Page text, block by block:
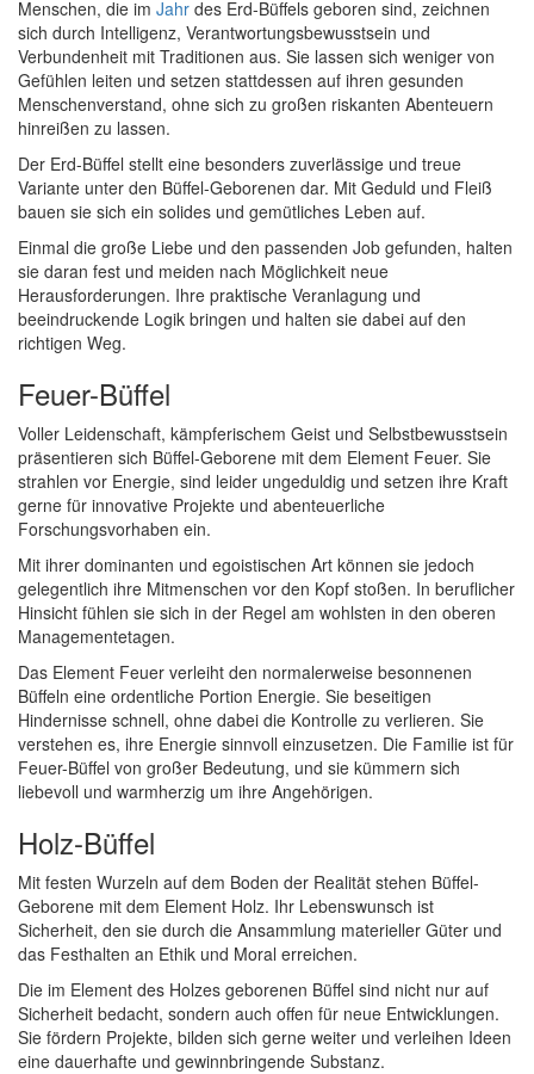
Menschen, die im Jahr des Erd-Büffels geboren sind, zeichnen
sich durch Intelligenz, Verantwortungsbewusstsein und
Verbundenheit mit Traditionen aus. Sie lassen sich weniger von
Gefühlen leiten und setzen stattdessen auf ihren gesunden
Menschenverstand, ohne sich zu großen riskanten Abenteuern
hinreißen zu lassen.
Der Erd-Büffel stellt eine besonders zuverlässige und treue
Variante unter den Büffel-Geborenen dar. Mit Geduld und Fleiß
bauen sie sich ein solides und gemütliches Leben auf.
Einmal die große Liebe und den passenden Job gefunden, halten
sie daran fest und meiden nach Möglichkeit neue
Herausforderungen. Ihre praktische Veranlagung und
beeindruckende Logik bringen und halten sie dabei auf den
richtigen Weg.
Feuer-Büffel
Voller Leidenschaft, kämpferischem Geist und Selbstbewusstsein
präsentieren sich Büffel-Geborene mit dem Element Feuer. Sie
strahlen vor Energie, sind leider ungeduldig und setzen ihre Kraft
gerne für innovative Projekte und abenteuerliche
Forschungsvorhaben ein.
Mit ihrer dominanten und egoistischen Art können sie jedoch
gelegentlich ihre Mitmenschen vor den Kopf stoßen. In beruflicher
Hinsicht fühlen sie sich in der Regel am wohlsten in den oberen
Managementetagen.
Das Element Feuer verleiht den normalerweise besonnenen
Büffeln eine ordentliche Portion Energie. Sie beseitigen
Hindernisse schnell, ohne dabei die Kontrolle zu verlieren. Sie
verstehen es, ihre Energie sinnvoll einzusetzen. Die Familie ist für
Feuer-Büffel von großer Bedeutung, und sie kümmern sich
liebevoll und warmherzig um ihre Angehörigen.
Holz-Büffel
Mit festen Wurzeln auf dem Boden der Realität stehen Büffel-
Geborene mit dem Element Holz. Ihr Lebenswunsch ist
Sicherheit, den sie durch die Ansammlung materieller Güter und
das Festhalten an Ethik und Moral erreichen.
Die im Element des Holzes geborenen Büffel sind nicht nur auf
Sicherheit bedacht, sondern auch offen für neue Entwicklungen.
Sie fördern Projekte, bilden sich gerne weiter und verleihen Ideen
eine dauerhafte und gewinnbringende Substanz.